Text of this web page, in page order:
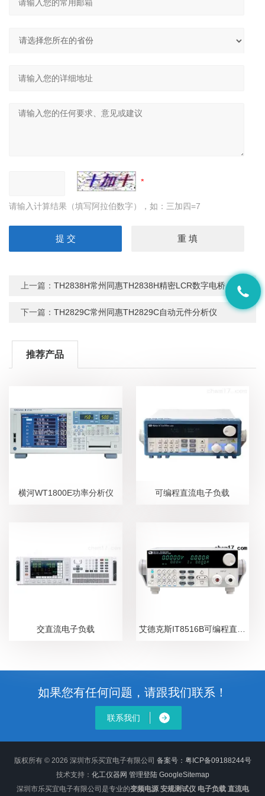
请输入计算结果（填写阿拉伯数字），如：三加四=7
上一篇：TH2838H常州同惠TH2838H精密LCR数字电桥
下一篇：TH2829C常州同惠TH2829C自动元件分析仪
推荐产品
横河WT1800E功率分析仪 可编程直流电子负载
交直流电子负载
如果您有任何问题，请跟我们联系！
联系我们
版权所有 © 2026 深圳市乐买宜电子有限公司 备案号：粤ICP备09188244号
技术支持： 化工仪器网 管理登陆 GoogleSitemap
深圳市乐买宜电子有限公司是专业的变频电源 安规测试仪 电子负载 直流电